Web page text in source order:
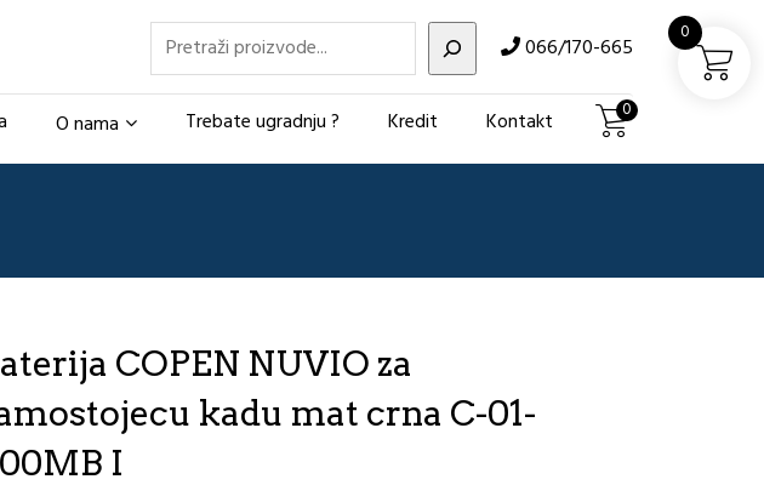
Pretraži 066/170-665
O nama Trebate ugradnju ? Kredit Kontakt 0
COPEN NUVIO za
kadu mat crna C-01-
I
0